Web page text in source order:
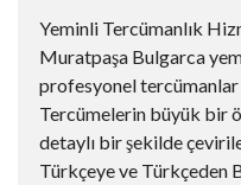
Yeminli Tercümanlık
Muratpaşa Bulgarca
profesyonel
Tercümelerin büyük bir
detaylı bir şekilde
Türkçeye ve Türkçeden